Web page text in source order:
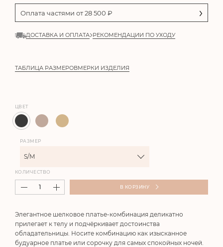
Оплата частями от28 500 ₽
ДОСТАВКА И ОПЛАТА РЕКОМЕНДАЦИИ ПО УХОДУ
ТАБЛИЦА РАЗМЕРОВМЕРКИ ИЗДЕЛИЯ
Элегантное шелковое платье-комбинация деликатно
прилегает к телу и подчёркивает достоинства
обладательницы. Носите комбинацию как изысканное
будуарное платье или сорочку для самых спокойных ночей.
ЦВЕТ
РАЗМЕР
S/M
КОЛИЧЕСТВО
В КОРЗИНУ